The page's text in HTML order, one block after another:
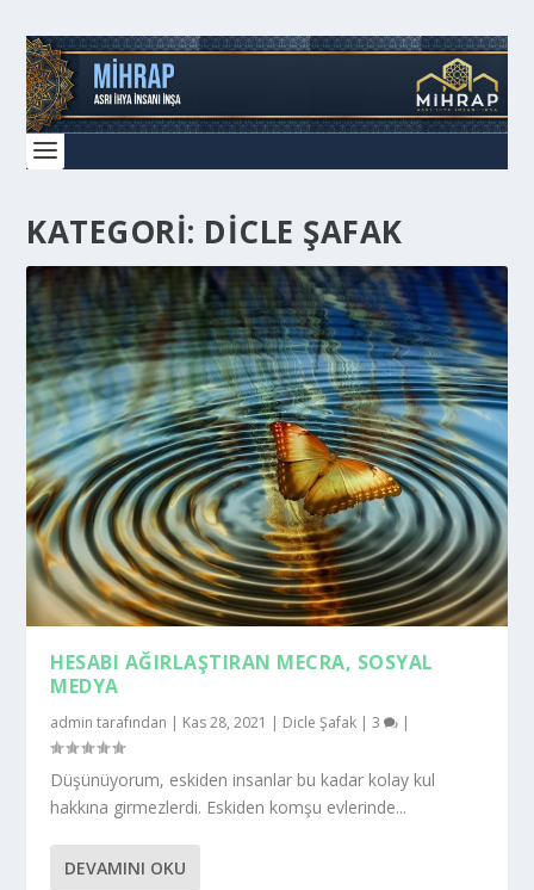
KATEGORI: DICLE ŞAFAK
HESABI AĞIRLAŞTIRAN MECRA, SOSYAL
MEDYA
admin tarafından | Kas 28, 2021 | Dicle Şafak |3 |
Düşünüyorum, eskiden insanlar bu kadar kolay kul
hakkına girmezlerdi. Eskiden komşu evlerinde...
DEVAMINI OKU